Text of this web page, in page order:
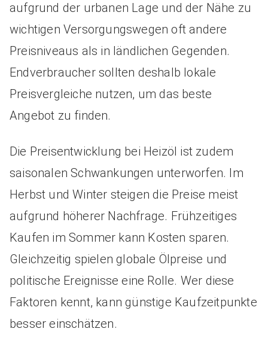
aufgrund der urbanen Lage und der Nähe zu
wichtigen Versorgungswegen oft andere
Preisniveaus als in ländlichen Gegenden.
Endverbraucher sollten deshalb lokale
Preisvergleiche nutzen, um das beste
Angebot zu finden.
Die Preisentwicklung bei Heizöl ist zudem
saisonalen Schwankungen unterworfen. Im
Herbst und Winter steigen die Preise meist
aufgrund höherer Nachfrage. Frühzeitiges
Kaufen im Sommer kann Kosten sparen.
Gleichzeitig spielen globale Ölpreise und
politische Ereignisse eine Rolle. Wer diese
Faktoren kennt, kann günstige Kaufzeitpunkte
besser einschätzen.